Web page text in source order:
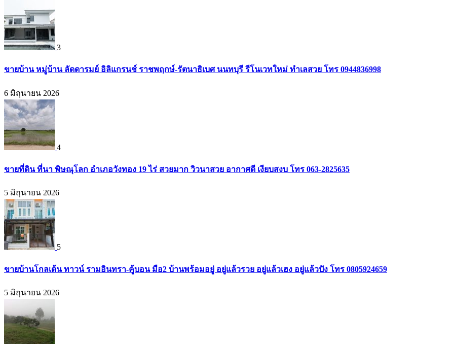
3
ขายบ้าน หมู่บ้าน ลัดดารมย์ อิลิแกรนช์ ราชพฤกษ์-รัตนาธิเบศ นนทบุรี รีโนเวทใหม่ ทำเลสวย โทร 0944836998
6 มิถุนายน 2026
4
ขายที่ดิน ที่นา พิษณุโลก อำเภอวังทอง 19 ไร่ สวยมาก วิวนาสวย อากาศดี เงียบสงบ โทร 063-2825635
5 มิถุนายน 2026
5
ขายบ้านโกลเด้น ทาวน์ รามอินทรา-คู้บอน มือ2 บ้านพร้อมอยู่ อยู่แล้วรวย อยู่แล้วเฮง อยู่แล้วปัง โทร 0805924659
5 มิถุนายน 2026